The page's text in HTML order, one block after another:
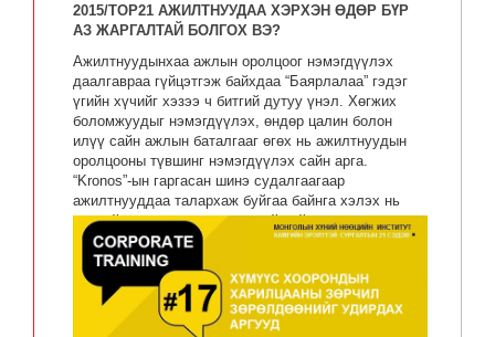
2015/TOP21 АЖИЛТНУУДАА ХЭРХЭН ӨДӨР БҮР
АЗ ЖАРГАЛТАЙ БОЛГОХ ВЭ?
Ажилтнуудынхаа ажлын оролцоог нэмэгдүүлэх
даалгавраа гүйцэтгэж байхдаа “Баярлалаа” гэдэг
үгийн хүчийг хэзээ ч битгий дутуу үнэл. Хөгжих
боломжуудыг нэмэгдүүлэх, өндөр цалин болон
илүү сайн ажлын баталгааг өгөх нь ажилтнуудын
оролцооны түвшинг нэмэгдүүлэх сайн арга.
“Kronos”-ын гаргасан шинэ судалгаагаар
ажилтнууддаа талархаж буйгаа байнга хэлэх нь
тэднийг өдөр тутам жаргалтай байлгахад тусалдаг
гэдгийг олж тогтоожээ.Америкийн Нэгдсэн Улсын
850 ажилтнаас авсан судалгаагаар тэдгээрийн 40%
нь цалин нэмэх тэдэнд урам зориг эсвэл зургаан
сараас багагүй хугацаагаар талархсан сэтгэгдэл
төрүүлдэг гэсэн бол 30% нь сараас багагүй